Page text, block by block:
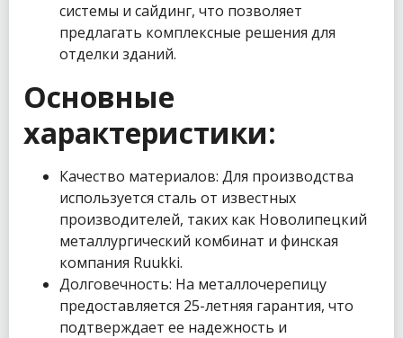
системы и сайдинг, что позволяет
предлагать комплексные решения для
отделки зданий.
Основные
характеристики:
Качество материалов: Для производства
используется сталь от известных
производителей, таких как Новолипецкий
металлургический комбинат и финская
компания Ruukki.
Долговечность: На металлочерепицу
предоставляется 25-летняя гарантия, что
подтверждает ее надежность и